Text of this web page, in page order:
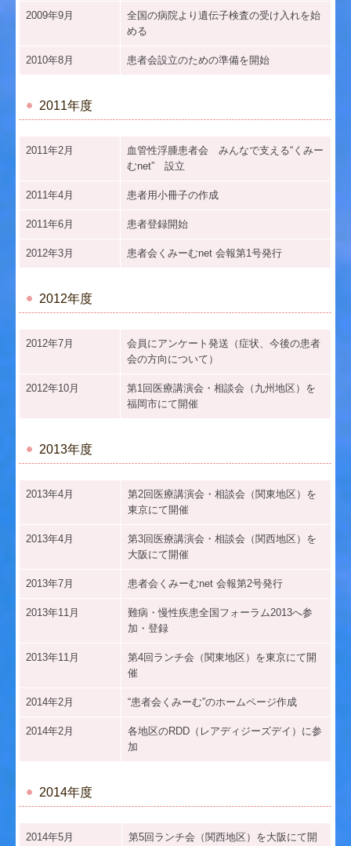
2009年9月
全国の病院より遺伝子検査の受け入れを始
める
2010年8月 患者会設立のための準備を開始
2011年度
2011年2月
血管性浮腫患者会 みんなで支える“くみー
むnet” 設立
2011年4月 患者用小冊子の作成
2011年6月 患者登録開始
2012年3月 患者会くみーむnet 会報第1号発行
2012年度
2012年7月
会員にアンケート発送（症状、今後の患者
会の方向について）
2012年10月
第1回医療講演会・相談会（九州地区）を
福岡市にて開催
2013年度
2013年4月
第2回医療講演会・相談会（関東地区）を
東京にて開催
2013年4月
第3回医療講演会・相談会（関西地区）を
大阪にて開催
2013年7月 患者会くみーむnet 会報第2号発行
2013年11月
難病・慢性疾患全国フォーラム2013へ参
加・登録
2013年11月
第4回ランチ会（関東地区）を東京にて開
催
2014年2月 “患者会くみーむ”のホームページ作成
2014年2月 各地区のRDD （ レアディジーズデイ）に参
加
2014年度
2014年5月
第5回ランチ会（関西地区）を大阪にて開